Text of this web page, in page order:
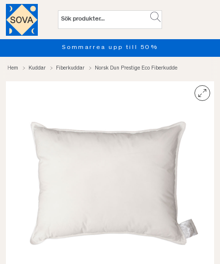
Sommarrea upp till 50%
Hem Kuddar Fiberkuddar Norsk Dun Prestige Eco Fiberkudde